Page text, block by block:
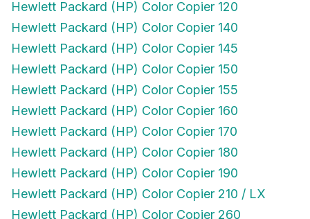
Hewlett Packard (HP) Color Copier 140
Hewlett Packard (HP) Color Copier 145
Hewlett Packard (HP) Color Copier 150
Hewlett Packard (HP) Color Copier 155
Hewlett Packard (HP) Color Copier 160
Hewlett Packard (HP) Color Copier 170
Hewlett Packard (HP) Color Copier 180
Hewlett Packard (HP) Color Copier 190
Hewlett Packard (HP) Color Copier 210 / LX
Hewlett Packard (HP) Color Copier 260